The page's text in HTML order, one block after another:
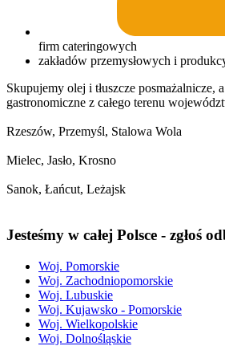
firm cateringowych
zakładów przemysłowych i
Skupujemy olej i tłuszcze posmażalnicze,
gastronomiczne z całego terenu
Rzeszów, Przemyśl, Stalowa Wola
Mielec, Jasło, Krosno
Sanok, Łańcut, Leżajsk
Jesteśmy w całej Polsce - zgłoś
Woj. Pomorskie
Woj. Zachodniopomorskie
Woj. Lubuskie
Woj. Kujawsko - Pomorskie
Woj. Wielkopolskie
Woj. Dolnośląskie